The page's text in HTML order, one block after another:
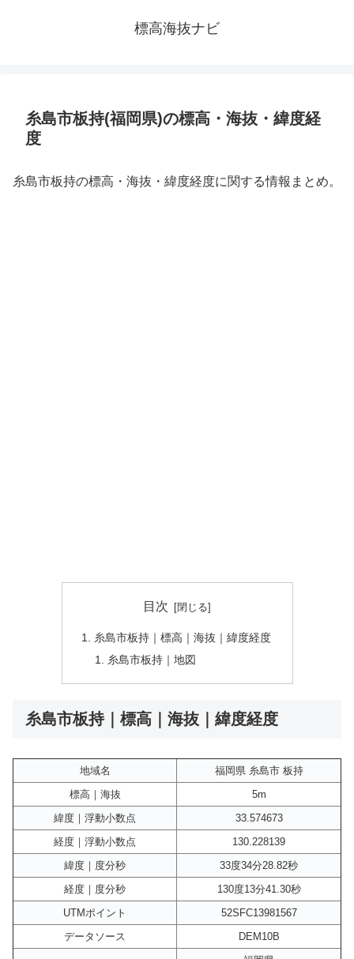
標高海抜ナビ
糸島市板持(福岡県)の標高・海抜・緯度経
度
糸島市板持の標高・海抜・緯度経度に関する情報まとめ。
目次
糸島市板持｜標高｜海抜｜緯度経度
糸島市板持｜地図
糸島市板持｜標高｜海抜｜緯度経度
地域名
福岡県 糸島市 板持
標高｜海抜
5m
緯度｜浮動小数点
33.574673
経度｜浮動小数点
130.228139
緯度｜度分秒
33度34分28.82秒
経度｜度分秒
130度13分41.30秒
UTMポイント
52SFC13981567
データソース
DEM10B